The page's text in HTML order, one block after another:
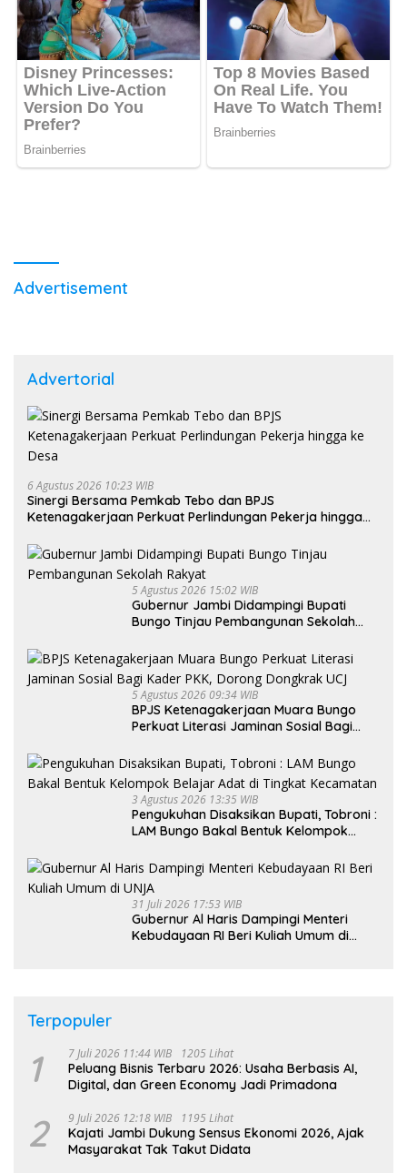
Advertisement
Advertorial
6 Agustus 2026 10:23 WIB
Sinergi Bersama Pemkab Tebo dan BPJS
Ketenagakerjaan Perkuat Perlindungan Pekerja hingga
5 Agustus 2026 15:02 WIB
Gubernur Jambi Didampingi Bupati
Bungo Tinjau Pembangunan Sekolah
5 Agustus 2026 09:34 WIB
BPJS Ketenagakerjaan Muara Bungo
Perkuat Literasi Jaminan Sosial Bagi
3 Agustus 2026 13:35 WIB
Pengukuhan Disaksikan Bupati, Tobroni :
LAM Bungo Bakal Bentuk Kelompok
31 Juli 2026 17:53 WIB
Gubernur Al Haris Dampingi Menteri
Kebudayaan RI Beri Kuliah Umum di
Terpopuler
1 7 Juli 2026 11:44 WIB 1205 Lihat
Peluang Bisnis Terbaru 2026: Usaha Berbasis AI,
Digital, dan Green Economy Jadi Primadona
2 9 Juli 2026 12:18 WIB 1195 Lihat
Kajati Jambi Dukung Sensus Ekonomi 2026, Ajak
Masyarakat Tak Takut Didata